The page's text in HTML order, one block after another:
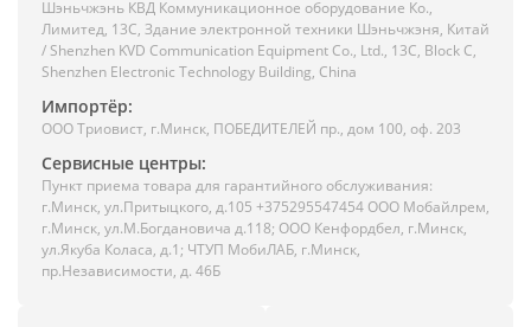
Шэньчжэнь КВД Коммуникационное оборудование Ко.,
Лимитед, 13C, Здание электронной техники Шэньчжэня, Китай
/ Shenzhen KVD Communication Equipment Co., Ltd., 13C, Block C,
Shenzhen Electronic Technology Building, China
Импортёр:
ООО Триовист, г.Минск, ПОБЕДИТЕЛЕЙ пр., дом 100, оф. 203
Сервисные центры:
Пункт приема товара для гарантийного обслуживания:
г.Минск, ул.Притыцкого, д.105 +375295547454 ООО Мобайлрем,
г.Минск, ул.М.Богдановича д.118; ООО Кенфордбел, г.Минск,
ул.Якуба Коласа, д.1; ЧТУП МобиЛАБ, г.Минск,
пр.Независимости, д. 46Б